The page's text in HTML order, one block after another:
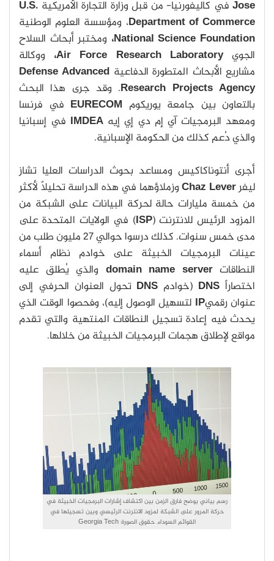
Jose في كاليفورنيا- من قبل وزارة التجارة الأمريكية U.S.
Department of Commerce، ومؤسسة العلوم الوطنية
National Science Foundation، ومختبر أبحاث السلاح
الجويAir Force Research Laboratory،
ووكالة
مشاريع الأبحاث المتطورة الدفاعية Defense Advanced
Research Projects Agency. وقد جرى هذا البحث
بالتعاون بين جامعة يوريكوم
في فرنسا
ومعهد البرمجيات آي إم دي إي إيه IMDEA في إسبانيا
والذي دُعم كذلك من الحكومة الإسبانية.
أجرى أنتوناكاكيس ومساعد بحوث الدراسات العليا تشاز
ليفرChaz Leverوزملاؤهما في هذه الدراسة تحليلاً لأكثر
من خمسة مليارات حالة لحركة البيانات على الشبكة من
المزود الرئيس للانترنت (ISP) في الولايات المتحدة على
مدى خمس سنوات. كذلك درسوا حوالي 27 مليون طلب من
عينات البرمجيات الخبيثة على خوادم نظام أسماء
النطاقاتdomain name server والذي يُطلق عليه
اختصاراً DNS (خوادم DNS تحول العنوان الحرفي إلى
عنوان رقميIP لتسهيل الوصول إليه)، وفحصوا الوقت الذي
يحدث فيه إعادة تسجيل النطاقات المنتهية والتي تقدم
مواقع لإطلاق هجمات البرمجيات الخبيثة من خلالها.
رسم بياني يوضح فارق الزمن بين اكتشاف إشارات البرمجيات الخبيثة في
حركة المرور على الشبكة لمزود الانترنت الرئيسي وبين تسجيلها في
القوائم السوداء. حقوق الصورة: Georgia Tech